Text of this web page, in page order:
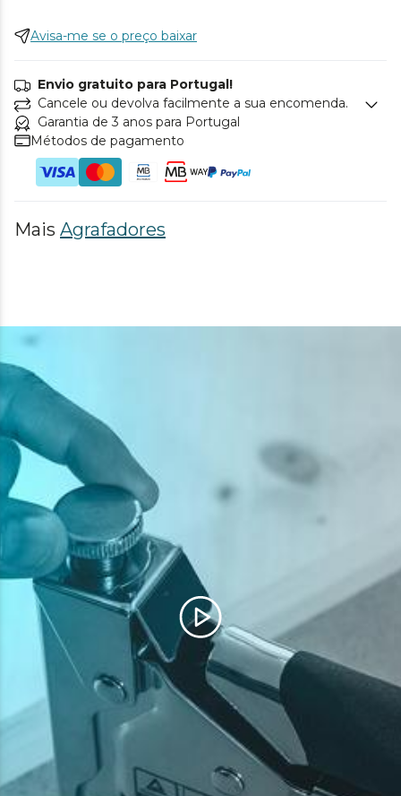
Avisa-me se o preço baixar
Envio gratuito para Portugal!
Cancele ou devolva facilmente a sua encomenda.
Garantia de 3 anos para Portugal
Métodos de pagamento
Mais Agrafadores